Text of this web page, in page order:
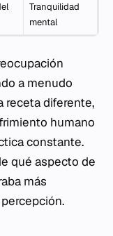
Tranquilidad
mental
a menudo
receta diferente,
humano
constante.
qué aspecto de
más